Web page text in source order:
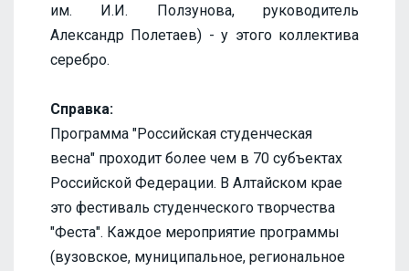
им. И.И. Ползунова, руководитель
Александр Полетаев) - у этого коллектива
серебро.
Справка:
Программа "Российская студенческая
весна" проходит более чем в 70 субъектах
Российской Федерации. В Алтайском крае
это фестиваль студенческого творчества
"Феста". Каждое мероприятие программы
(вузовское, муниципальное, региональное